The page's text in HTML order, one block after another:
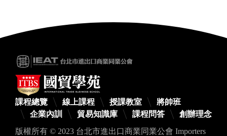
課程總覽 線上課程 授課教室
將帥班
企業內訓
貿易知識庫 課程問答
創辦理念
版權所有 © 2023 台北市進出口商業同業公會 Importers